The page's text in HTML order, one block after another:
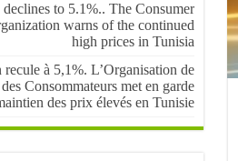
to 5.1%.. The Consumer
warns of the continued
high prices in Tunisia
recule à 5,1%. L’Organisation de
Consommateurs met en garde
des prix élevés en Tunisie